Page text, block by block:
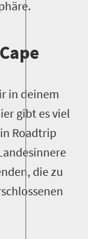
in deinem
gibt es viel
Roadtrip
die zu